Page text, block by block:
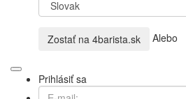
Zostať na 4barista.sk Alebo
Prihlásiť sa